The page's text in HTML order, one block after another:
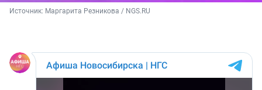
Источник: Маргарита Резникова / NGS.RU